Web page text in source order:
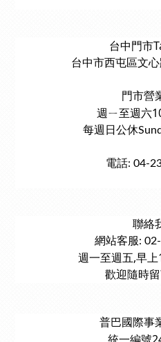
台中門市
台中市西屯區文
門市營
週ㄧ至週六
每週日公休
電話: 04-
聯絡
網站客服:
週一至週五,早
歡迎隨時
普巴國際事